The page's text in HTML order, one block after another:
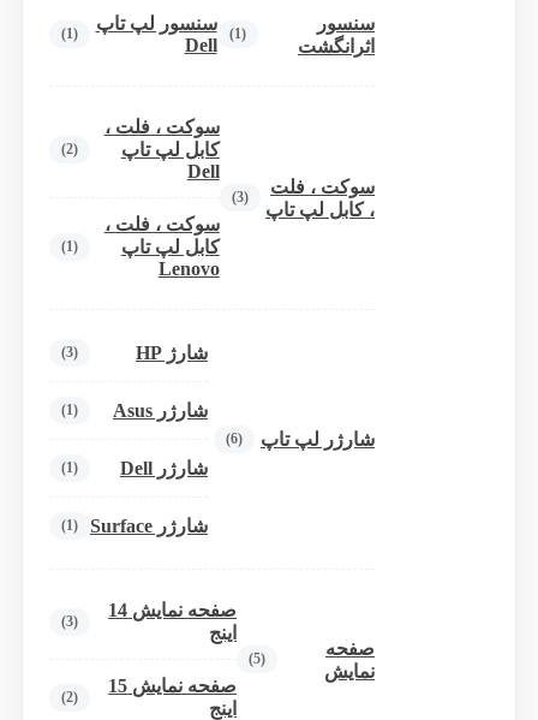
سنسور
اثرانگشت
(1)
سنسور لپ تاپ
Dell
(1)
سوکت ، فلت
، کابل لپ تاپ
(3)
سوکت ، فلت ،
کابل لپ تاپ
Dell
(2)
سوکت ، فلت ،
کابل لپ تاپ
Lenovo
(1)
شارژر لپ تاپ (6)
شارژ HP (3)
شارژر Asus (1)
شارژر Dell (1)
شارژر Surface (1)
صفحه
نمایش
(5)
صفحه نمایش 14
اینج
(3)
صفحه نمایش 15
اینج
(2)